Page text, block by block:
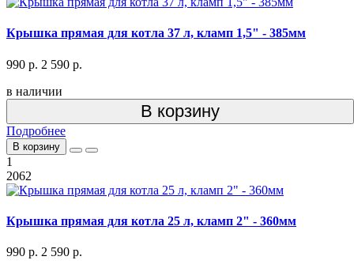
Крышка прямая для котла 37 л, кламп 1,5" - 385мм
990 р. 2 590 р.
в наличии
В корзину
Подробнее
В корзину
1
2062
Крышка прямая для котла 25 л, кламп 2" - 360мм
990 р. 2 590 р.